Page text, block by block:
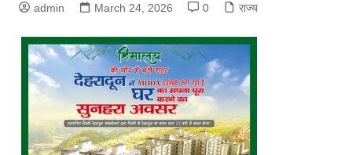
admin March 24, 2026 0 राज्य